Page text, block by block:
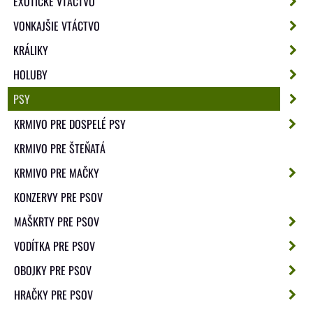
VONKAJŠIE VTÁCTVO
KRÁLIKY
HOLUBY
PSY
KRMIVO PRE DOSPELÉ PSY
KRMIVO PRE ŠTEŇATÁ
KRMIVO PRE MAČKY
KONZERVY PRE PSOV
MAŠKRTY PRE PSOV
VODÍTKA PRE PSOV
OBOJKY PRE PSOV
HRAČKY PRE PSOV